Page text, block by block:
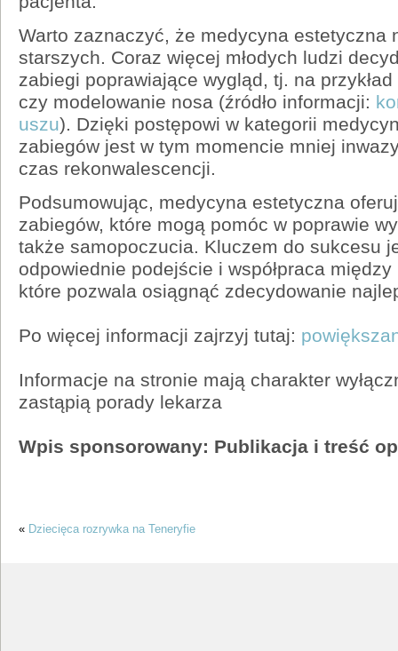
Warto zaznaczyć, że medycyna estetyczna
starszych. Coraz więcej młodych ludzi
zabiegi poprawiające wygląd, tj. na
czy modelowanie nosa (źródło informacji:
uszu). Dzięki postępowi w kategorii
zabiegów jest w tym momencie mniej
czas rekonwalescencji.
Podsumowując, medycyna estetyczna
zabiegów, które mogą pomóc w poprawie
także samopoczucia. Kluczem do sukcesu
odpowiednie podejście i współpraca
które pozwala osiągnąć zdecydowanie
Po więcej informacji zajrzyj tutaj:
Informacje na stronie mają charakter
zastąpią porady lekarza
Wpis sponsorowany: Publikacja i treść
« Dziecięca rozrywka na Teneryfie